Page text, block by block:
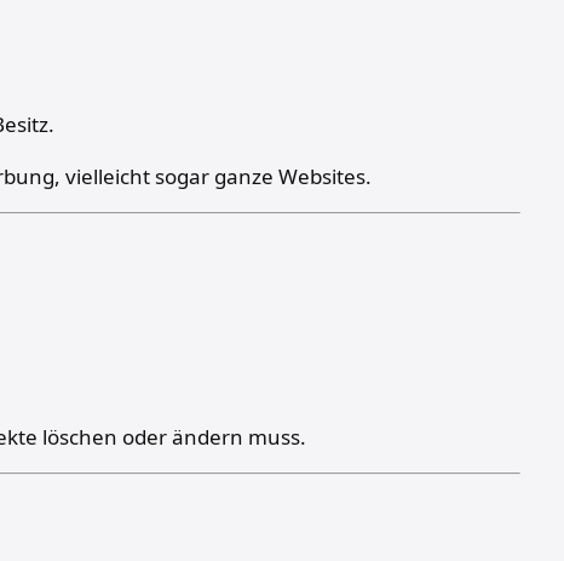
vielleicht sogar ganze Websites.
löschen oder ändern muss.